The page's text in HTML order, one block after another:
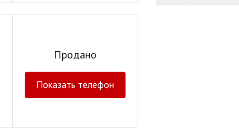
Продано
Показать телефон